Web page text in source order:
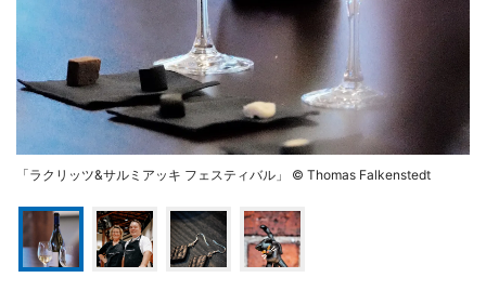
「ラクリッツ&サルミアッキ フェスティバル」 © Thomas Falkenstedt